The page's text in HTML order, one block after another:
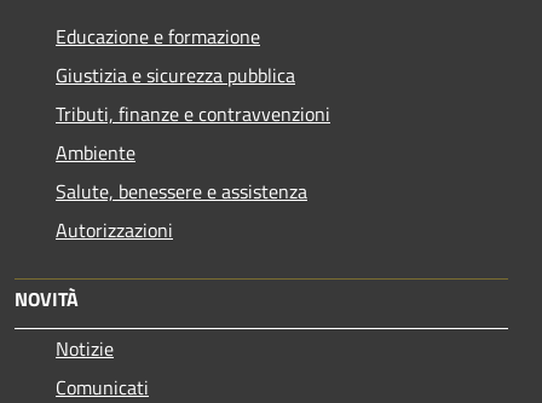
Educazione e formazione
Giustizia e sicurezza pubblica
Tributi, finanze e contravvenzioni
Ambiente
Salute, benessere e assistenza
Autorizzazioni
NOVITÀ
Notizie
Comunicati